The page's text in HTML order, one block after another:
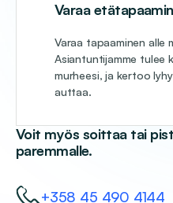
Varaa
Varaa tapaaminen alle
Asiantuntijamme tulee
murheesi, ja kertoo
auttaa.
Voit myös soittaa tai
paremmalle.
+358 45 490 4144